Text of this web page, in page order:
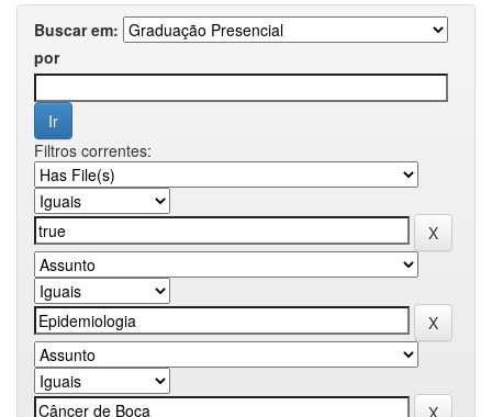
Buscar em:
por
Filtros correntes: